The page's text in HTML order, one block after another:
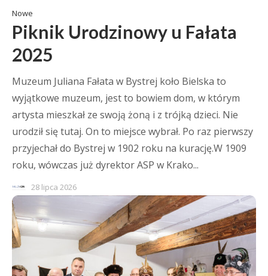
Nowe
Piknik Urodzinowy u Fałata
2025
Muzeum Juliana Fałata w Bystrej koło Bielska to
wyjątkowe muzeum, jest to bowiem dom, w którym
artysta mieszkał ze swoją żoną i z trójką dzieci. Nie
urodził się tutaj. On to miejsce wybrał. Po raz pierwszy
przyjechał do Bystrej w 1902 roku na kurację.W 1909
roku, wówczas już dyrektor ASP w Krako...
28 lipca 2026